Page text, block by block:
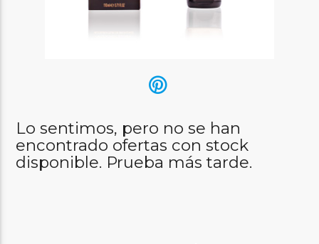
Lo sentimos, pero no se han
encontrado ofertas con stock
disponible. Prueba más tarde.